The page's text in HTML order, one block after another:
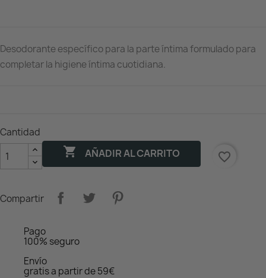
Desodorante específico para la parte íntima formulado para
completar la higiene íntima cuotidiana.
Cantidad
 AÑADIR AL CARRITO favorite_border
Compartir
Pago
100% seguro
Envío
gratis a partir de 59€